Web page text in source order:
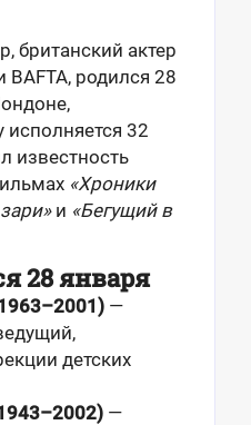
британский актер
BAFTA, родился 28
32
известность
«Хроники
и «Бегущий в
28 января
—
детских
—